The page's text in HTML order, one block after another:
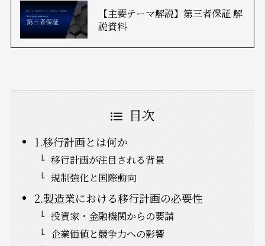
【主要テーマ解説】第三者保証 解
説資料
目次
1.移行計画とは何か
移行計画が注目される背景
規制強化と国際動向
2.製造業における移行計画の必要性
投資家・金融機関からの要請
企業価値と競争力への影響